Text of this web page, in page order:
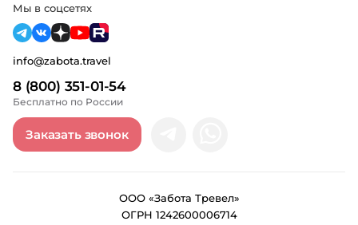
8 (800) 351-01-54
Бесплатно по России
info@zabota.travel
Заказать звонок
Мы в соцсетях
ООО «Забота Тревел»
ОГРН 1242600006714